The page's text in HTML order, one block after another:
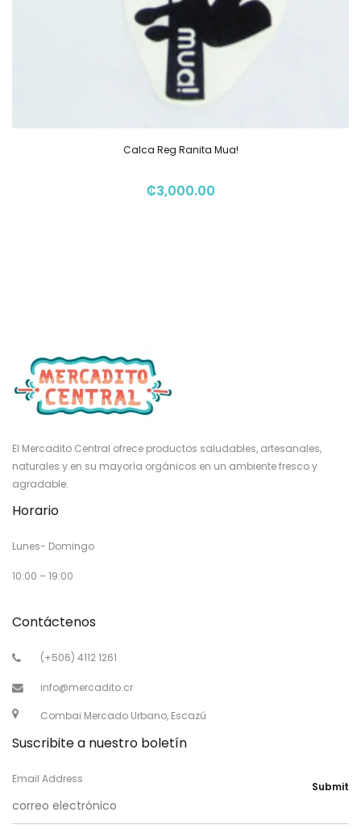
Calca Reg Ranita Mua!
₡3,000.00
El Mercadito Central ofrece productos saludables, artesanales,
naturales y en su mayoría orgánicos en un ambiente fresco y
agradable.
Horario
Lunes- Domingo
10:00 – 19:00
Contáctenos
(+506) 4112 1261
info@mercadito.cr
Combai Mercado Urbano, Escazú
Suscribite a nuestro boletín
Email Address
Submit